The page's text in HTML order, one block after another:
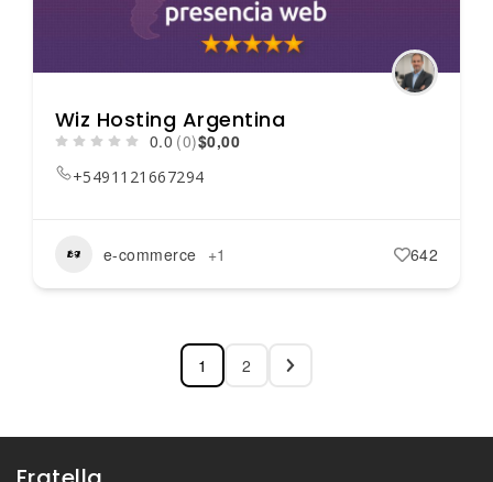
Wiz Hosting Argentina
0.0 (0)$0,00
+5491121667294
e-commerce +1 642
1 2